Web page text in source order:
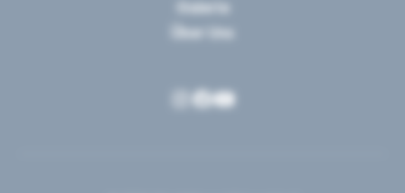
Galerie
Über Uns